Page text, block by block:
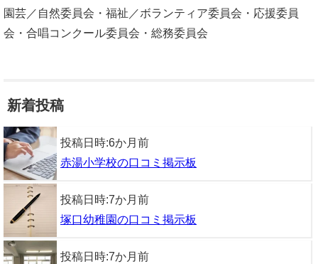
園芸／自然委員会・福祉／ボランティア委員会・応援委員
会・合唱コンクール委員会・総務委員会
新着投稿
投稿日時:6か月前
赤湯小学校の口コミ掲示板
投稿日時:7か月前
塚口幼稚園の口コミ掲示板
投稿日時:7か月前